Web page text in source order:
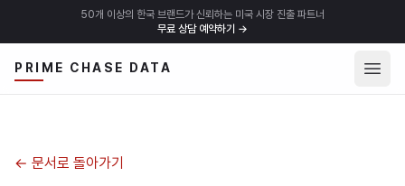
50개 이상의 한국 브랜드가 신뢰하는 미국 시장 진출 파트너
무료 상담 예약하기 →
PRIME CHASE DATA 메뉴
← 문서로 돌아가기